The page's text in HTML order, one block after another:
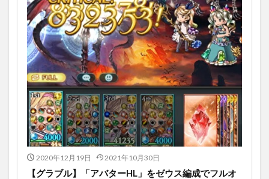
2020年12月19日 2021年10月30日
【グラブル】「アバターHL」をゼウス編成でフルオ